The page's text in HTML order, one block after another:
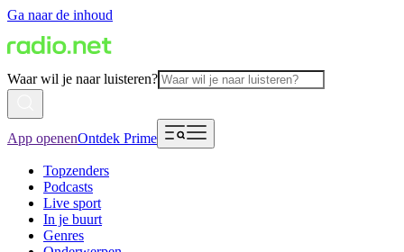
Ga naar de inhoud
Waar wil je naar luisteren?
App openenOntdek Prime
Topzenders
Podcasts
Live sport
In je buurt
Genres